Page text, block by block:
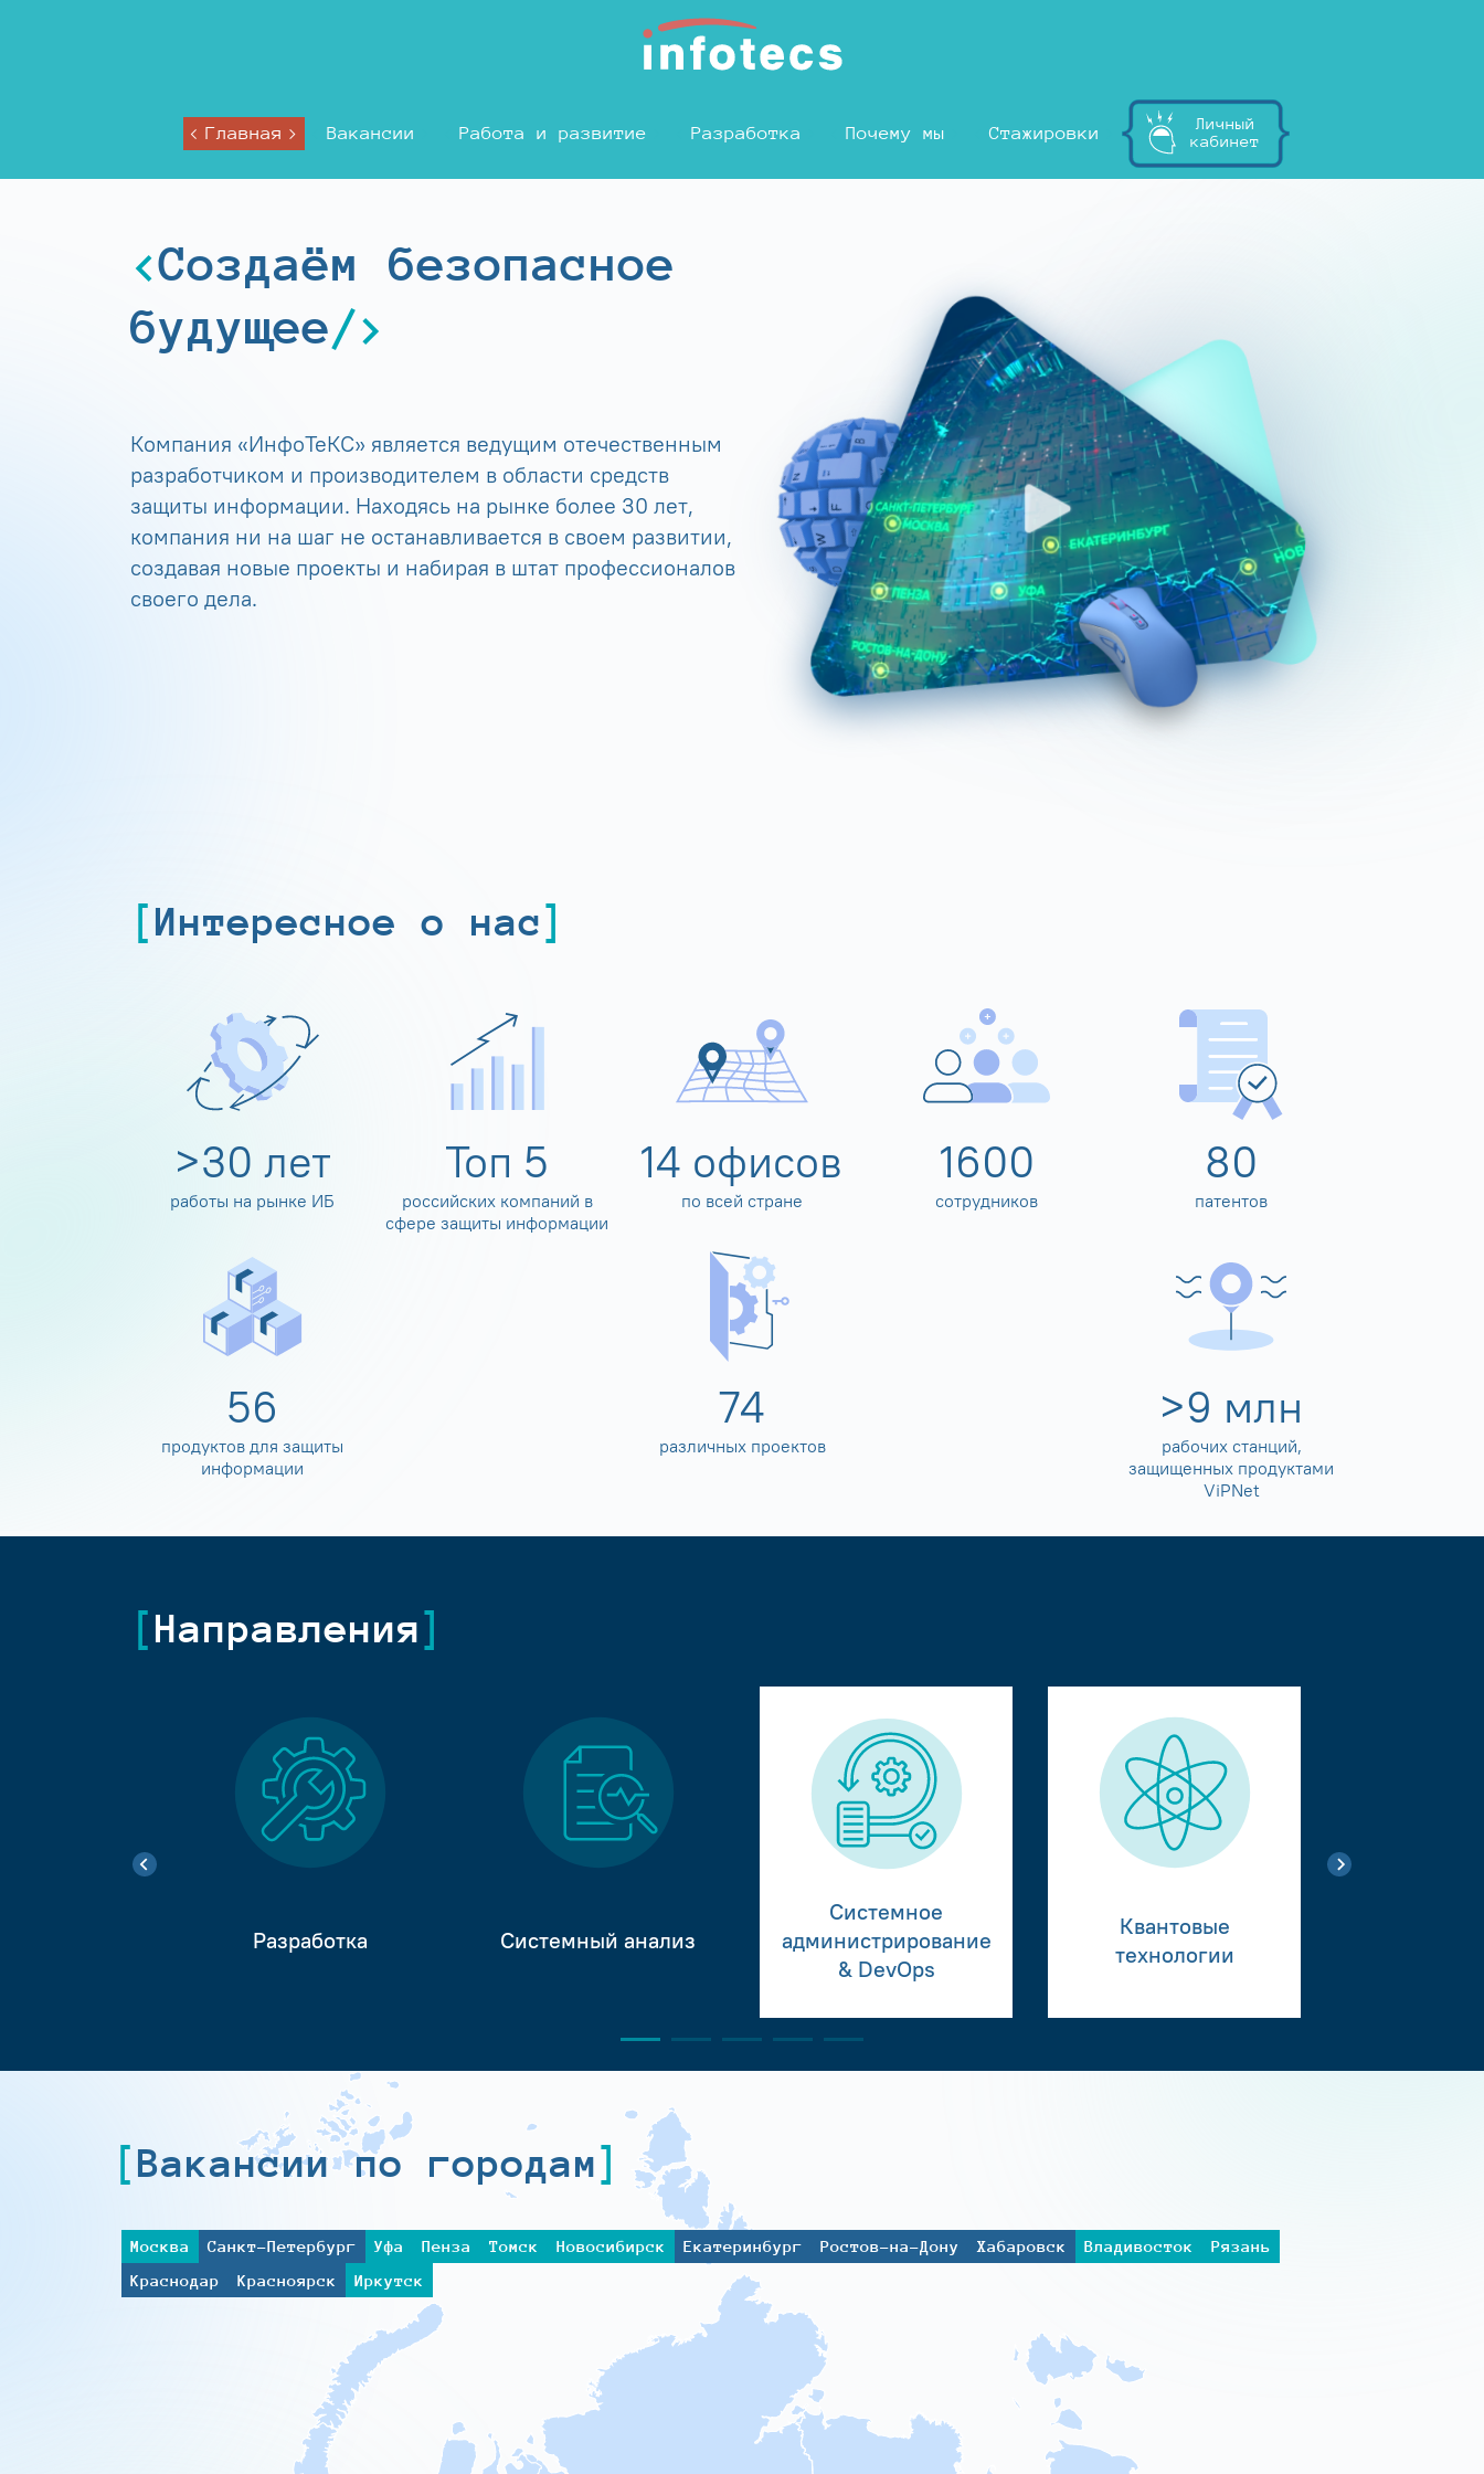
Главная Вакансии Работа и развитие Разработка Почему мы Стажировки
Личный
кабинет
Создаём безопасное
будущее
Компания «ИнфоТеКС» является ведущим отечественным
разработчиком и производителем в области средств
защиты информации. Находясь на рынке более 30 лет,
компания ни на шаг не останавливается в своем развитии,
создавая новые проекты и набирая в штат профессионалов
своего дела.
Интересное о нас
>30 лет
работы на рынке ИБ
Топ 5
российских компаний в
сфере защиты информации
14 офисов
по всей стране
1600
сотрудников
80
патентов
60
продуктов для защиты
информации
80
различных проектов
>10 млн
рабочих станций,
защищенных продуктами
ViPNet
Направления
Разработка Системный анализ
Системное
администрирование
& DevOps
Квантовые
технологии
Вакансии по городам
Москва Санкт-Петербург Уфа Пенза Томск Новосибирск Екатеринбург Ростов-на-Дону Хабаровск Владивосток
Рязань
Краснодар
Красноярск Иркутск